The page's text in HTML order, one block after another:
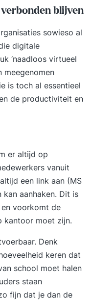
blijven
sowieso al
digitale
‘naadloos virtueel
meegenomen
is toch al essentieel
de productiviteit en
er altijd op
vanuit
een link aan (MS
aanhaken. Dit is
voorkomt de
kantoor moet zijn.
Denk
keren dat
school moet halen
staan
fijn dat je dan de